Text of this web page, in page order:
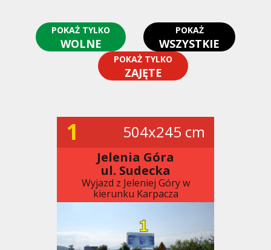
POKAŻ TYLKO
WOLNE
POKAŻ
WSZYSTKIE
POKAŻ TYLKO
ZAJĘTE
1 504x245 cm
Jelenia Góra
ul. Sudecka
Wyjazd z Jeleniej Góry w
kierunku Karpacza